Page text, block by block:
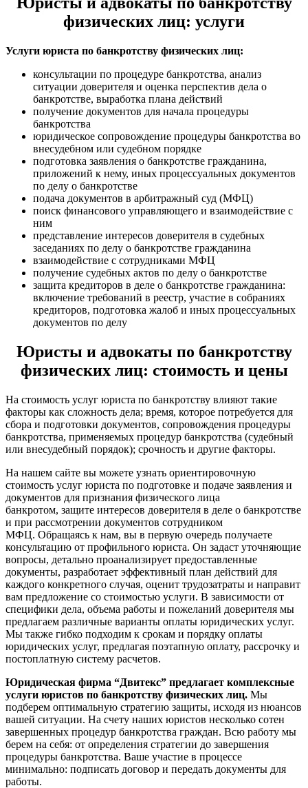
физических лиц: услуги
Услуги юриста по банкротству физических лиц:
консультации по процедуре банкротства, анализ
ситуации доверителя и оценка перспектив дела о
банкротстве, выработка плана действий
получение документов для начала процедуры
банкротства
юридическое сопровождение процедуры банкротства во
внесудебном или судебном порядке
подготовка заявления о банкротстве гражданина,
приложений к нему, иных процессуальных документов
по делу о банкротстве
подача документов в арбитражный суд (МФЦ)
поиск финансового управляющего и взаимодействие с
ним
представление интересов доверителя в судебных
заседаниях по делу о банкротстве гражданина
взаимодействие с сотрудниками МФЦ
получение судебных актов по делу о банкротстве
защита кредиторов в деле о банкротстве гражданина:
включение требований в реестр, участие в собраниях
кредиторов, подготовка жалоб и иных процессуальных
документов по делу
Юристы и адвокаты по банкротству
физических лиц: стоимость и цены
На стоимость услуг юриста по банкротству влияют такие
факторы как сложность дела; время, которое потребуется для
сбора и подготовки документов, сопровождения процедуры
банкротства, применяемых процедур банкротства (судебный
или внесудебный порядок); срочность и другие факторы.
На нашем сайте вы можете узнать ориентировочную
стоимость услуг юриста по подготовке и подаче заявления и
документов для признания физического лица
банкротом, защите интересов доверителя в деле о банкротстве
и при рассмотрении документов сотрудником
МФЦ. Обращаясь к нам, вы в первую очередь получаете
консультацию от профильного юриста. Он задаст уточняющие
вопросы, детально проанализирует предоставленные
документы, разработает эффективный план действий для
каждого конкретного случая, оценит трудозатраты и направит
вам предложение со стоимостью услуги. В зависимости от
специфики дела, объема работы и пожеланий доверителя мы
предлагаем различные варианты оплаты юридических услуг.
Мы также гибко подходим к срокам и порядку оплаты
юридических услуг, предлагая поэтапную оплату, рассрочку и
постоплатную систему расчетов.
Юридическая фирма “Двитекс” предлагает комплексные
услуги юристов по банкротству физических лиц. Мы
подберем оптимальную стратегию защиты, исходя из нюансов
вашей ситуации. На счету наших юристов несколько сотен
завершенных процедур банкротства граждан. Всю работу мы
берем на себя: от определения стратегии до завершения
процедуры банкротства. Ваше участие в процессе
минимально: подписать договор и передать документы для
работы.